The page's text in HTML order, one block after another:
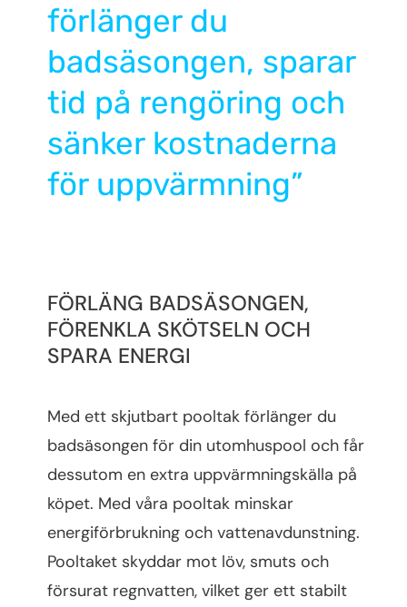
förlänger du
badsäsongen, sparar
tid på rengöring och
sänker kostnaderna
för uppvärmning”
FÖRLÄNG BADSÄSONGEN,
FÖRENKLA SKÖTSELN OCH
SPARA ENERGI
Med ett skjutbart pooltak förlänger du
badsäsongen för din utomhuspool och får
dessutom en extra uppvärmningskälla på
köpet. Med våra pooltak minskar
energiförbrukning och vattenavdunstning.
Pooltaket skyddar mot löv, smuts och
försurat regnvatten, vilket ger ett stabilt